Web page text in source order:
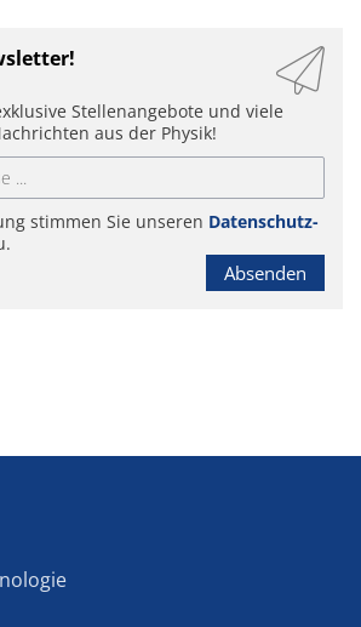
Stellenangebote und viele
aus der Physik!
stimmen Sie unseren Datenschutz-
Absenden